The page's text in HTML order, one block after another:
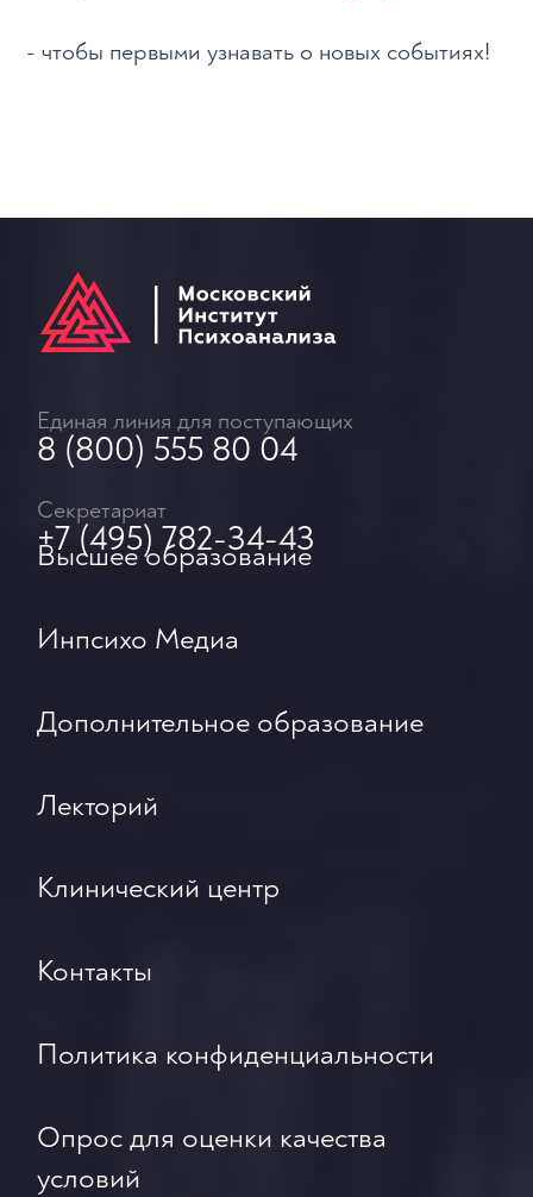
- чтобы первыми узнавать о новых событиях!
Единая линия для поступающих
8 (800) 555 80 04
Секретариат
+7 (495) 782-34-43
Высшее образование
Инпсихо Медиа
Дополнительное образование
Лекторий
Клинический центр
Контакты
Политика конфиденциальности
Опрос для оценки качества
условий